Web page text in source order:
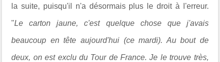
la suite, puisqu'il n'a désormais plus le droit à l'erreur.
"Le carton jaune, c'est quelque chose que j'avais
beaucoup en tête aujourd'hui (ce mardi). Au bout de
deux, on est exclu du Tour de France. Je le trouve très,